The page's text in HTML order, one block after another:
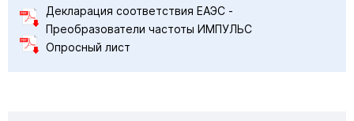
Декларация соответствия ЕАЭС -
Преобразователи частоты ИМПУЛЬС
Опросный лист